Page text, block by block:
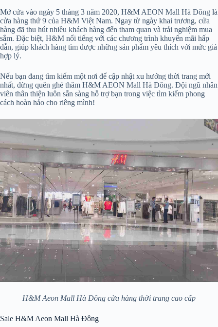
Mở cửa vào ngày 5 tháng 3 năm 2020, H&M AEON Mall Hà Đông là
cửa hàng thứ 9 của H&M Việt Nam. Ngay từ ngày khai trương, cửa
hàng đã thu hút nhiều khách hàng đến tham quan và trải nghiệm mua
sắm. Đặc biệt, H&M nổi tiếng với các chương trình khuyến mãi hấp
dẫn, giúp khách hàng tìm được những sản phẩm yêu thích với mức giá
hợp lý.
Nếu bạn đang tìm kiếm một nơi để cập nhật xu hướng thời trang mới
nhất, đừng quên ghé thăm H&M AEON Mall Hà Đông. Đội ngũ nhân
viên thân thiện luôn sẵn sàng hỗ trợ bạn trong việc tìm kiếm phong
cách hoàn hảo cho riêng mình!
H&M Aeon Mall Hà Đông cửa hàng thời trang cao cấp
Sale H&M Aeon Mall Hà Đông